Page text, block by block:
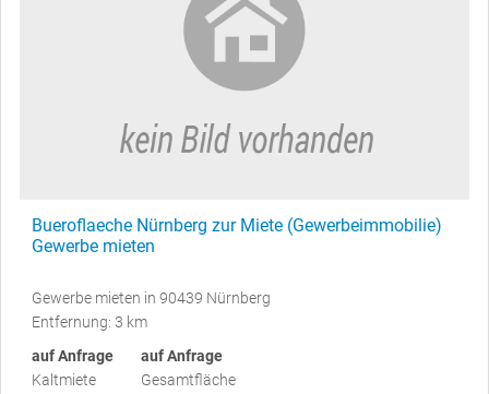
Bueroflaeche Nürnberg zur Miete (Gewerbeimmobilie)
Gewerbe mieten
Gewerbe mieten in 90439 Nürnberg
Entfernung: 3 km
auf Anfrage
Kaltmiete
auf Anfrage
Gesamtfläche